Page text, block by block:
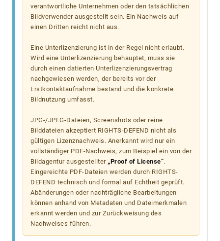
verantwortliche Unternehmen oder den tatsächlichen
Bildverwender ausgestellt sein. Ein Nachweis auf
einen Dritten reicht nicht aus.
Eine Unterlizenzierung ist in der Regel nicht erlaubt.
Wird eine Unterlizenzierung behauptet, muss sie
durch einen datierten Unterlizenzierungsvertrag
nachgewiesen werden, der bereits vor der
Erstkontaktaufnahme bestand und die konkrete
Bildnutzung umfasst.
JPG-/JPEG-Dateien, Screenshots oder reine
Bilddateien akzeptiert RIGHTS-DEFEND nicht als
gültigen Lizenznachweis. Anerkannt wird nur ein
vollständiger PDF-Nachweis, zum Beispiel ein von der
Bildagentur ausgestellter „Proof of License“.
Eingereichte PDF-Dateien werden durch RIGHTS-
DEFEND technisch und formal auf Echtheit geprüft.
Abänderungen oder nachträgliche Bearbeitungen
können anhand von Metadaten und Dateimerkmalen
erkannt werden und zur Zurückweisung des
Nachweises führen.